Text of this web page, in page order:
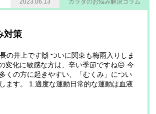
2023.06.13 カラダのお悩み解決コラム
対策
の井上です🙌 ついに関東も梅雨入りしま
変化に敏感な方は、辛い季節ですね😖 今
くの方に起きやすい、「むくみ」につい
ます。 1.適度な運動日常的な運動は血液